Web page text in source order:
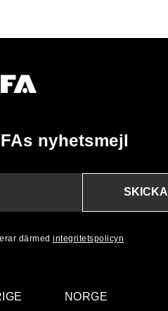
nyhetsmejl
SKICKA
därmed integritetspolicyn
NORGE